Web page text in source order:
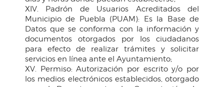
XIV. Padrón de Usuarios Acreditados del
Municipio de Puebla (PUAM): Es la Base de
Datos que se conforma con la información y
documentos otorgados por los ciudadanos
para efecto de realizar trámites y solicitar
servicios en línea ante el Ayuntamiento;
XV. Permiso: Autorización por escrito y/o por
los medios electrónicos establecidos, otorgado